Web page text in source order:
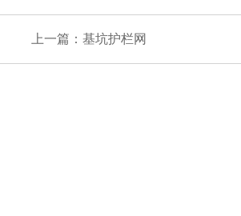
上一篇： 基坑护栏网